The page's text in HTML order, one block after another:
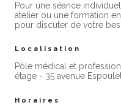
Pour une séance
atelier ou une formation
pour discuter de votre
Localisation
Pôle médical et
étage - 35 avenue
Horaires